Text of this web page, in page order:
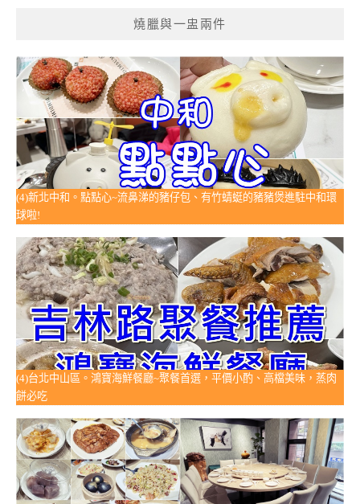
燒臘與一盅兩件
(4)新北中和。點點心~流鼻涕的豬仔包、有竹蜻蜓的豬豬煲進駐中和環
球啦!
(4)台北中山區。鴻寶海鮮餐廳~聚餐首選，平價小酌、高檔美味，蒸肉
餅必吃